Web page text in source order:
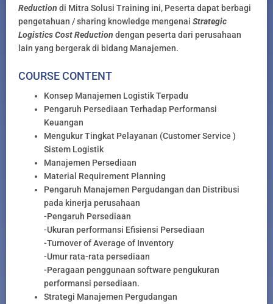
Reduction di Mitra Solusi Training ini, Peserta dapat berbagi
pengetahuan / sharing knowledge mengenai Strategic
Logistics Cost Reduction dengan peserta dari perusahaan
lain yang bergerak di bidang Manajemen.
COURSE CONTENT
Konsep Manajemen Logistik Terpadu
Pengaruh Persediaan Terhadap Performansi
Keuangan
Mengukur Tingkat Pelayanan (Customer Service )
Sistem Logistik
Manajemen Persediaan
Material Requirement Planning
Pengaruh Manajemen Pergudangan dan Distribusi
pada kinerja perusahaan
-Pengaruh Persediaan
-Ukuran performansi Efisiensi Persediaan
-Turnover of Average of Inventory
-Umur rata-rata persediaan
-Peragaan penggunaan software pengukuran
performansi persediaan.
Strategi Manajemen Pergudangan